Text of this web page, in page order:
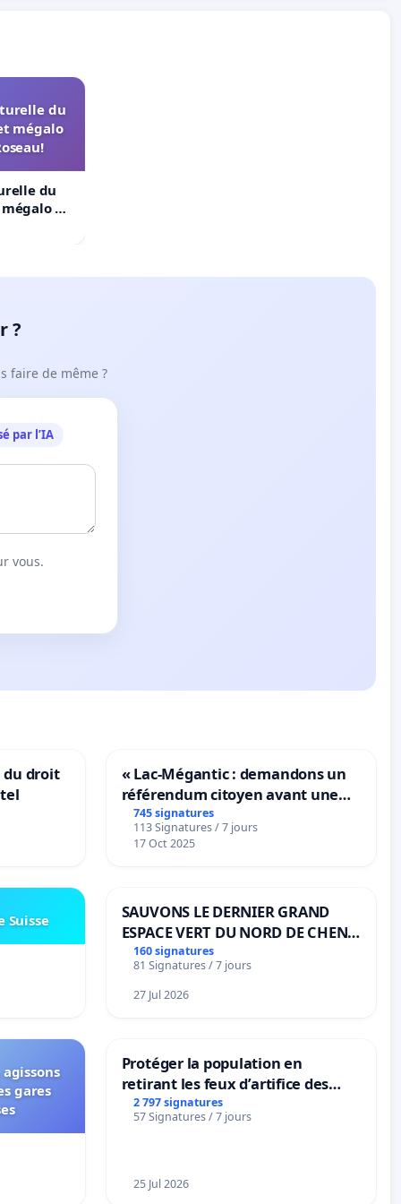
du
mégalo
du
du
?
faire de même ?
par l’IA
vous.
du droit
« Lac-Mégantic : demandons un
référendum citoyen avant une
transformation irréversible de
notre territoire »
745 signatures
113 Signatures / 7 jours
17 Oct 2025
Suisse
SAUVONS LE DERNIER GRAND
ESPACE VERT DU NORD DE CHENE-
BOUGERIES
160 signatures
81 Signatures / 7 jours
27 Jul 2026
gares
Protéger la population en
retirant les feux d’artifice des
rayons
2 797 signatures
57 Signatures / 7 jours
25 Jul 2026